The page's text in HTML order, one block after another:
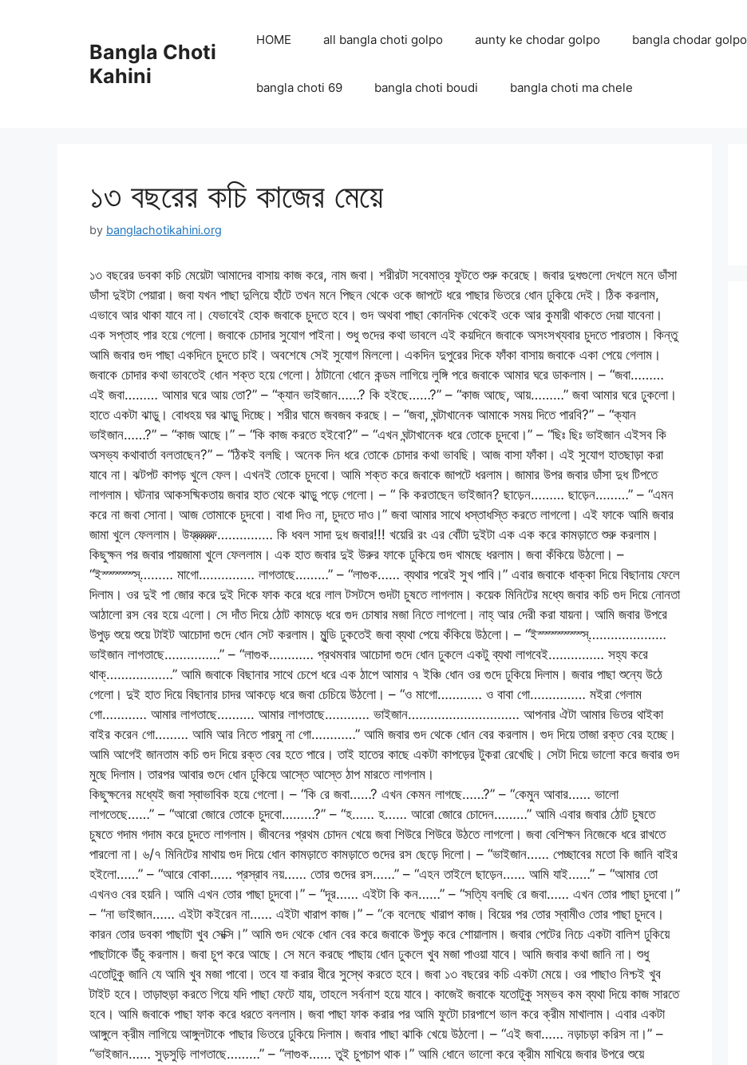
Bangla Choti
Kahini
HOME all bangla choti golpo aunty ke chodar golpo bangla chodar golpo
bangla choti 69 bangla choti boudi bangla choti ma chele
১৩ বছরের কচি কাজের মেয়ে
by banglachotikahini.org
১৩ বছরের ডবকা কচি মেয়েটা আমাদের বাসায় কাজ করে, নাম জবা। শরীরটা সবেমাত্র ফুটতে শুরু করেছে। জবার দুধগুলো দেখলে মনে ডাঁসা
ডাঁসা দুইটা পেয়ারা। জবা যখন পাছা দুলিয়ে হাঁটে তখন মনে পিছন থেকে ওকে জাপটে ধরে পাছার ভিতরে ধোন ঢুকিয়ে দেই। ঠিক করলাম,
এভাবে আর থাকা যাবে না। যেভাবেই হোক জবাকে চুদতে হবে। গুদ অথবা পাছা কোনদিক থেকেই ওকে আর কুমারী থাকতে দেয়া যাবেনা।
এক সপ্তাহ পার হয়ে গেলো। জবাকে চোদার সুযোগ পাইনা। শুধু গুদের কথা ভাবলে এই কয়দিনে জবাকে অসংসখ্যবার চুদতে পারতাম। কিন্তু
আমি জবার গুদ পাছা একদিনে চুদতে চাই। অবশেষে সেই সুযোগ মিললো। একদিন দুপুরের দিকে ফাঁকা বাসায় জবাকে একা পেয়ে গেলাম।
জবাকে চোদার কথা ভাবতেই ধোন শক্ত হয়ে গেলো। ঠাটানো ধোনে কন্ডম লাগিয়ে লুঙ্গি পরে জবাকে আমার ঘরে ডাকলাম। – “জবা………
এই জবা……… আমার ঘরে আয় তো?” – “ক্যান ভাইজান……? কি হইছে……?” – “কাজ আছে, আয়………” জবা আমার ঘরে ঢুকলো।
হাতে একটা ঝাড়ু। বোধহয় ঘর ঝাড়ু দিচ্ছে। শরীর ঘামে জবজব করছে। – “জবা, ঘন্টাখানেক আমাকে সময় দিতে পারবি?” – “ক্যান
ভাইজান……?” – “কাজ আছে।” – “কি কাজ করতে হইবো?” – “এখন ঘন্টাখানেক ধরে তোকে চুদবো।” – “ছিঃ ছিঃ ভাইজান এইসব কি
অসভ্য কথাবার্তা বলতাছেন?” – “ঠিকই বলছি। অনেক দিন ধরে তোকে চোদার কথা ভাবছি। আজ বাসা ফাঁকা। এই সুযোগ হাতছাড়া করা
যাবে না। ঝটপট কাপড় খুলে ফেল। এখনই তোকে চুদবো। আমি শক্ত করে জবাকে জাপটে ধরলাম। জামার উপর জবার ডাঁসা দুধ টিপতে
লাগলাম। ঘটনার আকসষ্মিকতায় জবার হাত থেকে ঝাড়ু পড়ে গেলো। – “ কি করতাছেন ভাইজান? ছাড়েন……… ছাড়েন………” – “এমন
করে না জবা সোনা। আজ তোমাকে চুদবো। বাধা দিও না, চুদতে দাও।” জবা আমার সাথে ধস্তাধস্তি করতে লাগলো। এই ফাকে আমি জবার
জামা খুলে ফেললাম। উফ্ফ্ফ্ফ্ফ্ফ্…………… কি ধবল সাদা দুধ জবার!!! খয়েরি রং এর বোঁটা দুইটা এক এক করে কামড়াতে শুরু করলাম।
কিছুক্ষন পর জবার পায়জামা খুলে ফেললাম। এক হাত জবার দুই উরুর ফাকে ঢুকিয়ে গুদ খামছে ধরলাম। জবা কঁকিয়ে উঠলো। –
“ইস্স্স্স্স্স্……… মাগো…………… লাগতাছে………” – “লাগুক…… ব্যথার পরেই সুখ পাবি।” এবার জবাকে ধাক্কা দিয়ে বিছানায় ফেলে
দিলাম। ওর দুই পা জোর করে দুই দিকে ফাক করে ধরে লাল টসটসে গুদটা চুষতে লাগলাম। কয়েক মিনিটের মধ্যে জবার কচি গুদ দিয়ে নোনতা
আঠালো রস বের হয়ে এলো। সে দাঁত দিয়ে ঠোট কামড়ে ধরে গুদ চোষার মজা নিতে লাগলো। নাহ্ আর দেরী করা যায়না। আমি জবার উপরে
উপুড় শুয়ে শুয়ে টাইট আচোদা গুদে ধোন সেট করলাম। মুন্ডি ঢুকতেই জবা ব্যথা পেয়ে কঁকিয়ে উঠলো। – “ইস্স্স্স্স্স্স্স্…………………
ভাইজান লাগতাছে……………” – “লাগুক………… প্রথমবার আচোদা গুদে ধোন ঢুকলে একটু ব্যথা লাগবেই…………… সহ্য করে
থাক্………………” আমি জবাকে বিছানার সাথে চেপে ধরে এক ঠাপে আমার ৭ ইঞ্চি ধোন ওর গুদে ঢুকিয়ে দিলাম। জবার পাছা শুন্যে উঠে
গেলো। দুই হাত দিয়ে বিছানার চাদর আকড়ে ধরে জবা চেচিয়ে উঠলো। – “ও মাগো………… ও বাবা গো…………… মইরা গেলাম
গো………… আমার লাগতাছে………. আমার লাগতাছে………… ভাইজান………………………… আপনার ঐটা আমার ভিতর থাইকা
বাইর করেন গো……… আমি আর নিতে পারমু না গো…………” আমি জবার গুদ থেকে ধোন বের করলাম। গুদ দিয়ে তাজা রক্ত বের হচ্ছে।
আমি আগেই জানতাম কচি গুদ দিয়ে রক্ত বের হতে পারে। তাই হাতের কাছে একটা কাপড়ের টুকরা রেখেছি। সেটা দিয়ে ভালো করে জবার গুদ
মুছে দিলাম। তারপর আবার গুদে ধোন ঢুকিয়ে আস্তে আস্তে ঠাপ মারতে লাগলাম।
কিছুক্ষনের মধ্যেই জবা স্বাভাবিক হয়ে গেলো। – “কি রে জবা……? এখন কেমন লাগছে……?” – “কেমুন আবার…… ভালো
লাগতেছে……” – “আরো জোরে তোকে চুদবো………?” – “হ…… হ…… আরো জোরে চোদেন………” আমি এবার জবার ঠোট চুষতে
চুষতে গদাম গদাম করে চুদতে লাগলাম। জীবনের প্রথম চোদন খেয়ে জবা শিউরে শিউরে উঠতে লাগলো। জবা বেশিক্ষন নিজেকে ধরে রাখতে
পারলো না। ৬/৭ মিনিটের মাথায় গুদ দিয়ে ধোন কামড়াতে কামড়াতে গুদের রস ছেড়ে দিলো। – “ভাইজান…… পেচ্ছাবের মতো কি জানি বাইর
হইলো……” – “আরে বোকা…… প্রস্রাব নয়…… তোর গুদের রস……” – “এহন তাইলে ছাড়েন…… আমি যাই……” – “আমার তো
এখনও বের হয়নি। আমি এখন তোর পাছা চুদবো।” – “দূর…… এইটা কি কন……” – “সত্যি বলছি রে জবা…… এখন তোর পাছা চুদবো।”
– “না ভাইজান…… এইটা কইরেন না…… এইটা খারাপ কাজ।” – “কে বলেছে খারাপ কাজ। বিয়ের পর তোর স্বামীও তোর পাছা চুদবে।
কারন তোর ডবকা পাছাটা খুব সেক্সি।” আমি গুদ থেকে ধোন বের করে জবাকে উপুড় করে শোয়ালাম। জবার পেটের নিচে একটা বালিশ ঢুকিয়ে
পাছাটাকে উঁচু করলাম। জবা চুপ করে আছে। সে মনে করছে পাছায় ধোন ঢুকলে খুব মজা পাওয়া যাবে। আমি জবার কথা জানি না। শুধু
এতোটুকু জানি যে আমি খুব মজা পাবো। তবে যা করার ধীরে সুস্থে করতে হবে। জবা ১৩ বছরের কচি একটা মেয়ে। ওর পাছাও নিশ্চই খুব
টাইট হবে। তাড়াহুড়া করতে গিয়ে যদি পাছা ফেটে যায়, তাহলে সর্বনাশ হয়ে যাবে। কাজেই জবাকে যতোটুকু সম্ভব কম ব্যথা দিয়ে কাজ সারতে
হবে। আমি জবাকে পাছা ফাক করে ধরতে বললাম। জবা পাছা ফাক করার পর আমি ফুটো চারপাশে ভাল করে ক্রীম মাখালাম। এবার একটা
আঙ্গুলে ক্রীম লাগিয়ে আঙ্গুলটাকে পাছার ভিতরে ঢুকিয়ে দিলাম। জবার পাছা ঝাকি খেয়ে উঠলো। – “এই জবা…… নড়াচড়া করিস না।” –
“ভাইজান…… সুড়সুড়ি লাগতাছে………” – “লাগুক…… তুই চুপচাপ থাক।” আমি ধোনে ভালো করে ক্রীম মাখিয়ে জবার উপরে শুয়ে